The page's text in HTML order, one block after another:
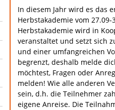
In diesem Jahr wird es das
Herbstakademie vom
Herbstakademie wird in
veranstaltet und setzt sich
und einer umfangreichen
begrenzt, deshalb melde
möchtest, Fragen oder
melden! Wie alle anderen
sein, d.h. die Teilnehmer
eigene Anreise. Die